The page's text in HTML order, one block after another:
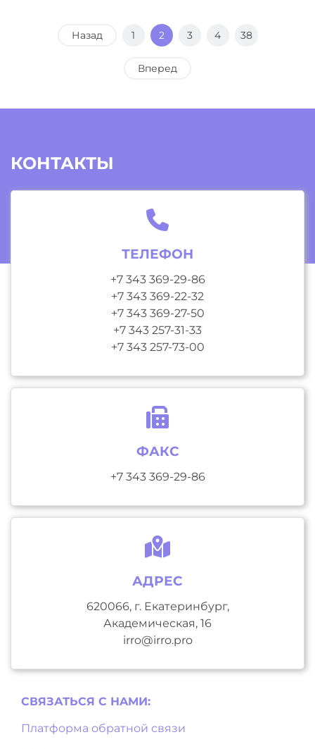
Назад 1 2 3 4 38
Вперед
КОНТАКТЫ
ТЕЛЕФОН
+7 343 369-29-86
+7 343 369-22-32
+7 343 369-27-50
+7 343 257-31-33
+7 343 257-73-00
ФАКС
+7 343 369-29-86
АДРЕС
620066, г. Екатеринбург,
Академическая, 16
irro@irro.pro
СВЯЗАТЬСЯ С НAМИ:
Платформа обратной связи